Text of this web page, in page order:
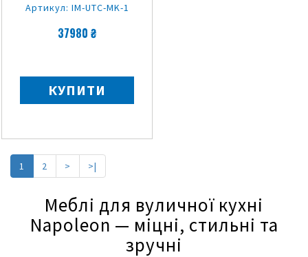
Артикул: IM-UTC-MK-1
37980 ₴
КУПИТИ
1 2 > >|
Меблі для вуличної кухні
Napoleon — міцні, стильні та
зручні